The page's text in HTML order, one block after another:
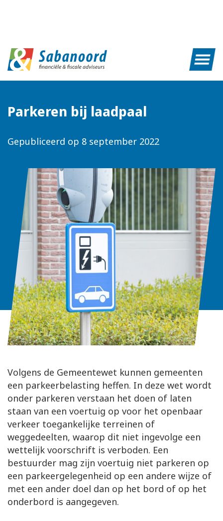
Parkeren bij laadpaal
Gepubliceerd op 8 september 2022
Volgens de Gemeentewet kunnen gemeenten
een parkeerbelasting heffen. In deze wet wordt
onder parkeren verstaan het doen of laten
staan van een voertuig op voor het openbaar
verkeer toegankelijke terreinen of
weggedeelten, waarop dit niet ingevolge een
wettelijk voorschrift is verboden. Een
bestuurder mag zijn voertuig niet parkeren op
een parkeergelegenheid op een andere wijze of
met een ander doel dan op het bord of op het
onderbord is aangegeven.